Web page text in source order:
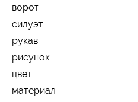
ворот
силуэт
рукав
рисунок
цвет
материал